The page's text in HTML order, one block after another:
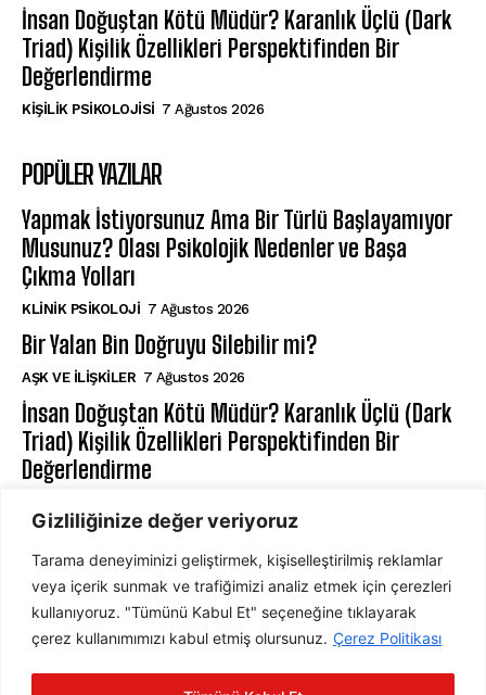
Gizliliğinize değer veriyoruz
Tarama deneyiminizi geliştirmek, kişiselleştirilmiş reklamlar
veya içerik sunmak ve trafiğimizi analiz etmek için çerezleri
kullanıyoruz. "Tümünü Kabul Et" seçeneğine tıklayarak
çerez kullanımımızı kabul etmiş olursunuz. Çerez Politikası
İnsan Doğuştan Kötü Müdür? Karanlık Üçlü (Dark
Triad) Kişilik Özellikleri Perspektifinden Bir
Değerlendirme
KIŞILIK PSIKOLOJISI 7 Ağustos 2026
POPÜLER YAZILAR
Yapmak İstiyorsunuz Ama Bir Türlü Başlayamıyor
Musunuz? Olası Psikolojik Nedenler ve Başa
Çıkma Yolları
KLINIK PSIKOLOJI 7 Ağustos 2026
Bir Yalan Bin Doğruyu Silebilir mi?
AŞK VE İLIŞKILER 7 Ağustos 2026
İnsan Doğuştan Kötü Müdür? Karanlık Üçlü (Dark
Triad) Kişilik Özellikleri Perspektifinden Bir
Değerlendirme
ABONE OL
ABONE OL